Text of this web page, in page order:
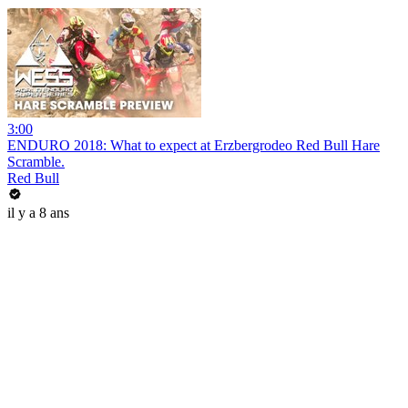
3:00
ENDURO 2018: What to expect at Erzbergrodeo Red Bull Hare
Scramble.
Red Bull
il y a 8 ans